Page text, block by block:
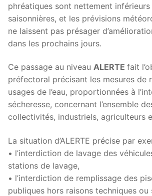
phréatiques sont nettement
saisonnières, et les prévisions
ne laissent pas présager
dans les prochains jours.
Ce passage au niveau ALERTE fait
préfectoral précisant les mesures de
usages de l’eau, proportionnées à
sécheresse, concernant l’ensemble
collectivités, industriels, agriculteurs
La situation d’ALERTE précise par
• l’interdiction de lavage des
stations de lavage,
• l’interdiction de remplissage des
publiques hors raisons techniques ou